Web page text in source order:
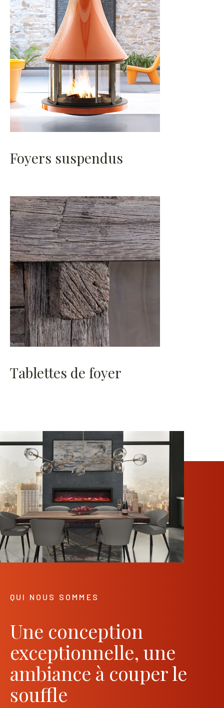
Foyers suspendus
Tablettes de foyer
QUI NOUS SOMMES
Une conception
exceptionnelle, une
ambiance à couper le
souffle